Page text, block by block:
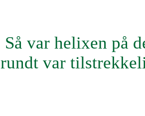
Så var helixen på
rundt var